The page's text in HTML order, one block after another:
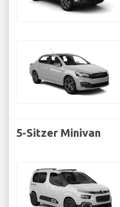
5-Sitzer Minivan